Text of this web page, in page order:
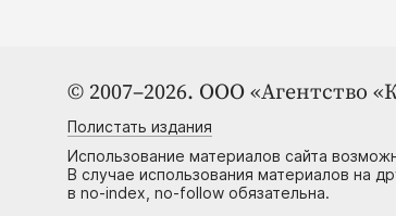
© 2007–2026. ООО «Агентство
Полистать издания
Использование материалов сайта
В случае использования материалов на
в no-index, no-follow обязательна.